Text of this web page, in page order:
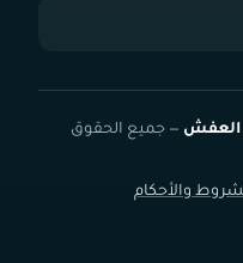
العفش — جميع الحقوق
والأحكام